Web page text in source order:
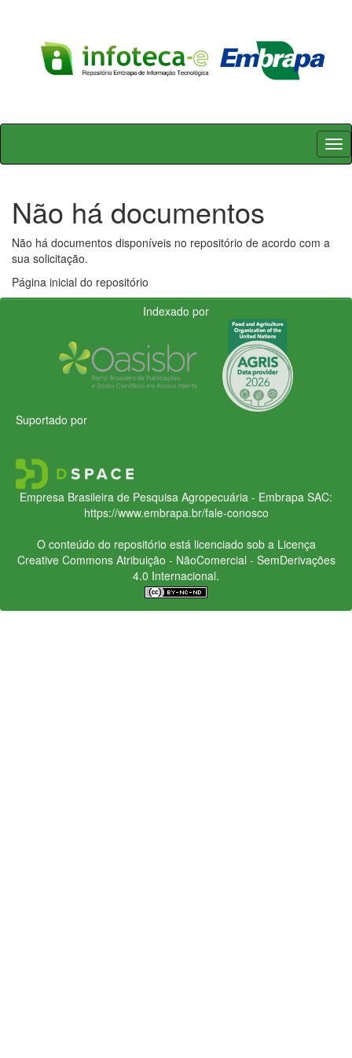
Skip
Não há documentos
Não há documentos disponíveis no repositório de acordo com a
sua solicitação.
Página inicial do repositório
Indexado por
Suportado por
Empresa Brasileira de Pesquisa Agropecuária - Embrapa SAC:
https://www.embrapa.br/fale-conosco
O conteúdo do repositório está licenciado sob a Licença
Creative CommonsAtribuição - NãoComercial - SemDerivações
4.0 Internacional.